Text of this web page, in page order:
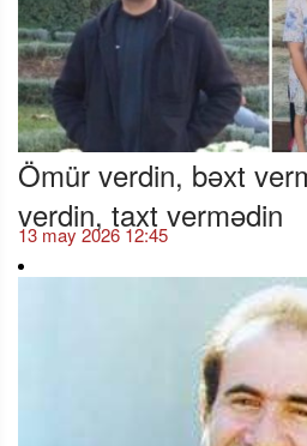
Ömür verdin, bəxt
verdin, taxt vermədin
13 may 2026 12:45